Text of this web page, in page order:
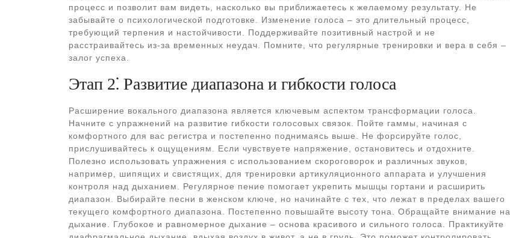
процесс и позволит вам видеть, насколько вы приближаетесь к желаемому результату. Не
забывайте о психологической подготовке. Изменение голоса – это длительный процесс,
требующий терпения и настойчивости. Поддерживайте позитивный настрой и не
расстраивайтесь из-за временных неудач. Помните, что регулярные тренировки и вера в себя –
залог успеха.
Этап 2⁚ Развитие диапазона и гибкости голоса
Расширение вокального диапазона является ключевым аспектом трансформации голоса.
Начните с упражнений на развитие гибкости голосовых связок. Пойте гаммы, начиная с
комфортного для вас регистра и постепенно поднимаясь выше. Не форсируйте голос,
прислушивайтесь к ощущениям. Если чувствуете напряжение, остановитесь и отдохните.
Полезно использовать упражнения с использованием скороговорок и различных звуков,
например, шипящих и свистящих, для тренировки артикуляционного аппарата и улучшения
контроля над дыханием. Регулярное пение помогает укрепить мышцы гортани и расширить
диапазон. Выбирайте песни в женском ключе, но начинайте с тех, что лежат в пределах вашего
текущего комфортного диапазона. Постепенно повышайте высоту тона. Обращайте внимание на
дыхание. Глубокое и равномерное дыхание – основа красивого и сильного голоса. Практикуйте